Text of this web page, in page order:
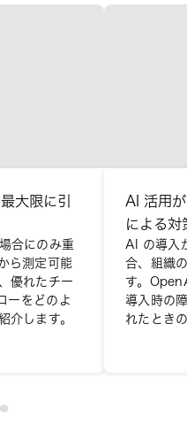
大限に引
合にのみ重
ら測定可能
優れたチー
ーをどのよ
介します。
AI 活用
による対
AI の導入
合、組織
す。
導入時の
れたとき